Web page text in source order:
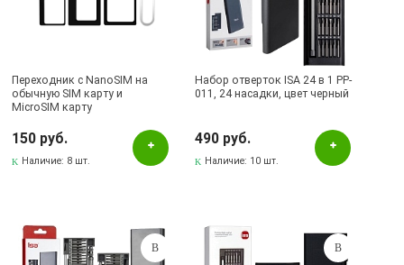
Переходник с NanoSIM на
обычную SIM карту и
MicroSIM карту
150 руб.
Наличие: 8 шт.
Набор отверток ISA 24 в 1 PP-
011, 24 насадки, цвет черный
490 руб.
Наличие: 10 шт.